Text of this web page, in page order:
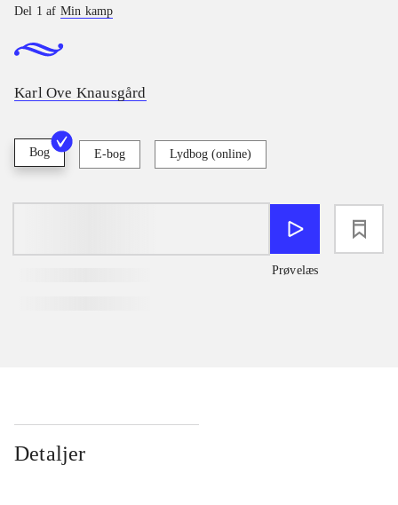
Del 1 af Min kamp
Karl Ove Knausgård
Bog E-bog Lydbog (online)
Prøvelæs
Detaljer